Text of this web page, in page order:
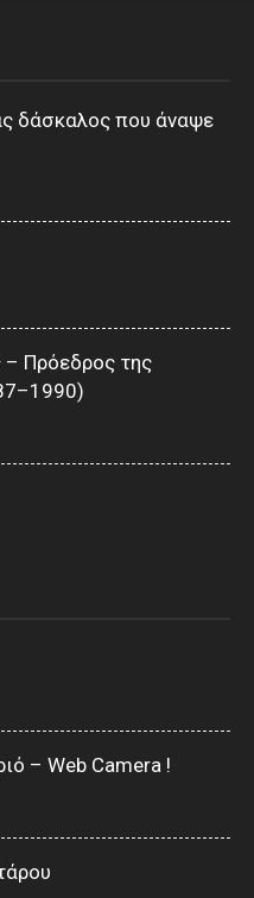
δάσκαλος που άναψε
– Πρόεδρος της
– Web Camera !